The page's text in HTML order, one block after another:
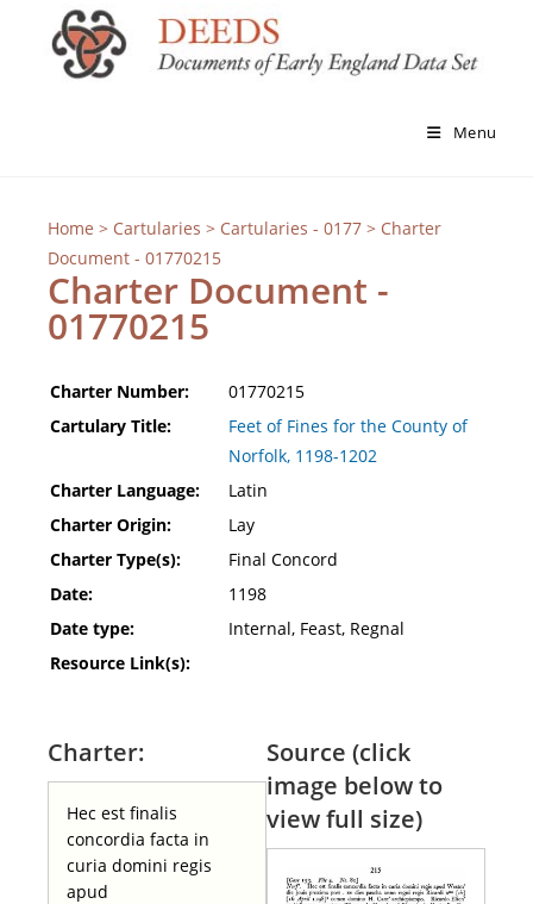
Menu
Home > Cartularies > Cartularies - 0177> Charter
Document - 01770215
Charter Document -
01770215
Charter Number:
01770215
Cartulary Title:
Feet of Fines for the County of
Norfolk, 1198-1202
Charter Language:
Latin
Charter Origin:
Lay
Charter Type(s):
Final Concord
Date:
1198
Date type:
Internal, Feast, Regnal
Resource Link(s):
Charter:
Hec est finalis
concordia facta in
curia domini regis
apud
Source (click
image below to
view full size)